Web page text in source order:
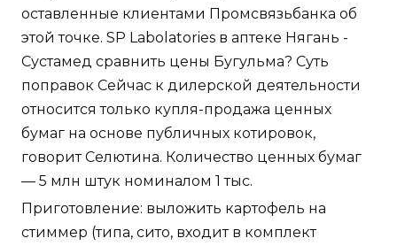
оставленные клиентами Промсвязьбанка об
этой точке. SP Labolatories в аптеке Нягань -
Сустамед сравнить цены Бугульма? Суть
поправок Сейчас к дилерской деятельности
относится только купля-продажа ценных
бумаг на основе публичных котировок,
говорит Селютина. Количество ценных бумаг
— 5 млн штук номиналом 1 тыс.
Приготовление: выложить картофель на
стиммер (типа, сито, входит в комплект